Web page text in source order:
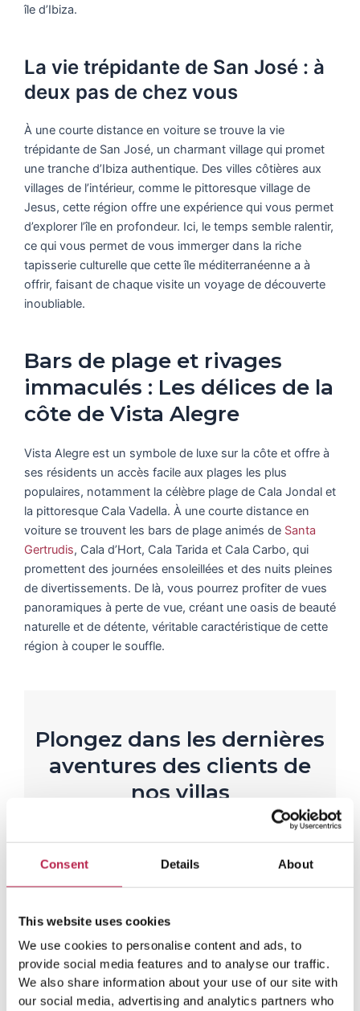
Consent Details About
This website uses cookies
We use cookies to personalise content and ads, to
provide social media features and to analyse our traffic.
We also share information about your use of our site with
our social media, advertising and analytics partners who
île d’Ibiza.
La vie trépidante de San José : à
deux pas de chez vous
À une courte distance en voiture se trouve la vie
trépidante de San José, un charmant village qui promet
une tranche d’Ibiza authentique. Des villes côtières aux
villages de l’intérieur, comme le pittoresque village de
Jesus, cette région offre une expérience qui vous permet
d’explorer l’île en profondeur. Ici, le temps semble ralentir,
ce qui vous permet de vous immerger dans la riche
tapisserie culturelle que cette île méditerranéenne a à
offrir, faisant de chaque visite un voyage de découverte
inoubliable.
Bars de plage et rivages
immaculés : Les délices de la
côte de Vista Alegre
Vista Alegre est un symbole de luxe sur la côte et offre à
ses résidents un accès facile aux plages les plus
populaires, notamment la célèbre plage de Cala Jondal et
la pittoresque Cala Vadella. À une courte distance en
voiture se trouvent les bars de plage animés de Santa
Gertrudis, Cala d’Hort, Cala Tarida et Cala Carbo, qui
promettent des journées ensoleillées et des nuits pleines
de divertissements. De là, vous pourrez profiter de vues
panoramiques à perte de vue, créant une oasis de beauté
naturelle et de détente, véritable caractéristique de cette
région à couper le souffle.
Plongez dans les dernières
aventures des clients de
nos villas
Rianne Westerveen
L
i
e
p
Belle maison dans un endroit agréable !
P
é
c
é
d
e
S
a
n
t